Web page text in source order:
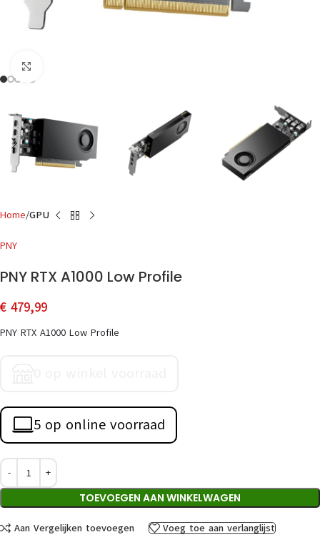
Home GPU
PNY
PNY RTX A1000 Low Profile
€ 479,99
PNY RTX A1000 Low Profile
5 op online voorraad
TOEVOEGEN AAN WINKELWAGEN
Aan Vergelijken toevoegen Voeg toe aan verlanglijst